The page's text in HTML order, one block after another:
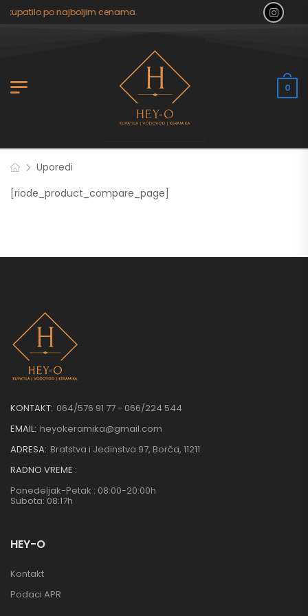
kupatilo po najboljim cenama.
0
Uporedi
[riode_product_compare_page]
KONTAKT: 064/576 91 77 - 066/224 544
EMAIL: heyokeramika@gmail.com
ADRESA: Bratstva i Jedinstva 97, Borča, 11211
RADNO VREME :
Ponedeljak-Petak : 08:00-20:00h
Subota: 08:17h
HEY-O
Kontakt
Podaci APR